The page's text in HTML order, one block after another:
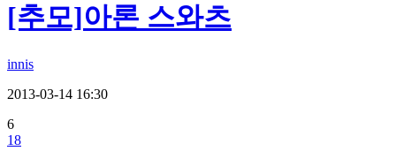
[추모]아론 스와츠
innis
2013-03-14 16:30
6
18